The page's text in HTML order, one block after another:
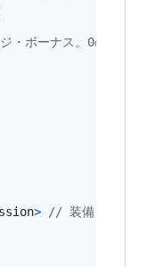
・ボーナス。0の場合
> // 装備と所持品